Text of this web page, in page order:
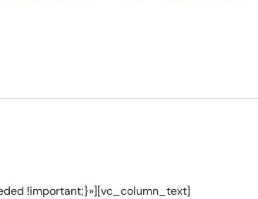
!important;}»][vc_column_text]